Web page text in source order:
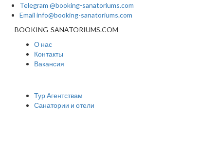
Telegram @booking-sanatoriums.com
Email info@booking-sanatoriums.com
BOOKING-SANATORIUMS.COM
О нас
Контакты
Вакансия
Тур Агентствам
Санатории и отели